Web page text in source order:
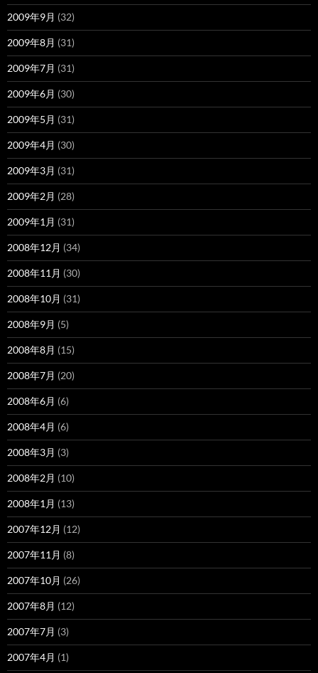
2009年9月 (32)
2009年8月 (31)
2009年7月 (31)
2009年6月 (30)
2009年5月 (31)
2009年4月 (30)
2009年3月 (31)
2009年2月 (28)
2009年1月 (31)
2008年12月 (34)
2008年11月 (30)
2008年10月 (31)
2008年9月 (5)
2008年8月 (15)
2008年7月 (20)
2008年6月 (6)
2008年4月 (6)
2008年3月 (3)
2008年2月 (10)
2008年1月 (13)
2007年12月 (12)
2007年11月 (8)
2007年10月 (26)
2007年8月 (12)
2007年7月 (3)
2007年4月 (1)